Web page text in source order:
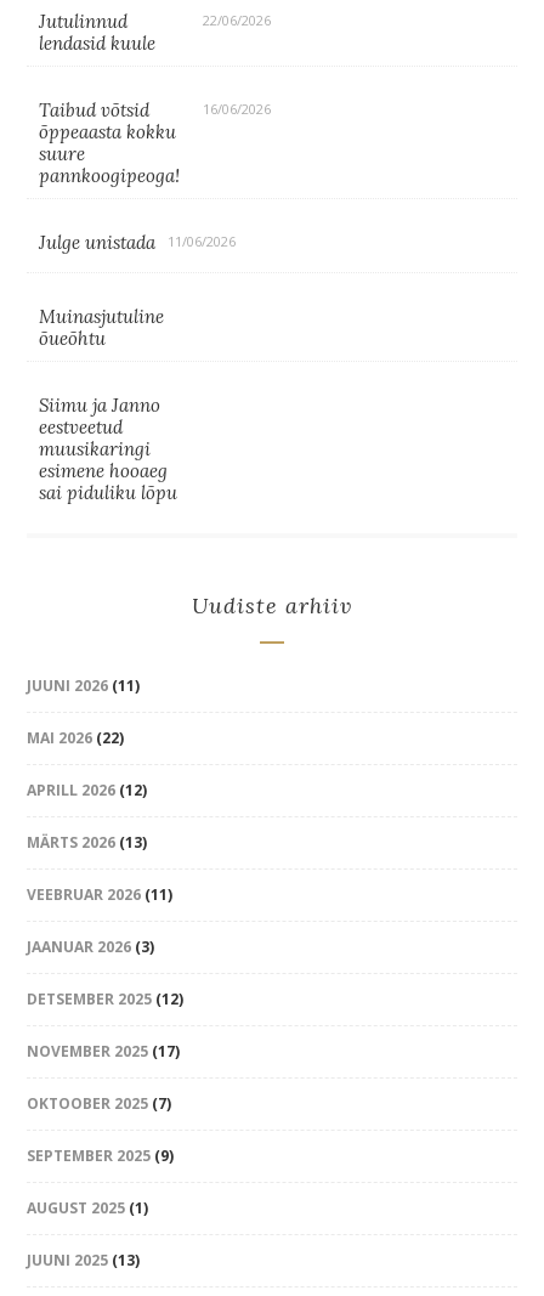
Jutulinnud
lendasid kuule
22/06/2026
Taibud võtsid
õppeaasta kokku
suure
pannkoogipeoga!
16/06/2026
Julge unistada 11/06/2026
Muinasjutuline
õueõhtu
Siimu ja Janno
eestveetud
muusikaringi
esimene hooaeg
sai piduliku lõpu
Uudiste arhiiv
JUUNI 2026 (11)
MAI 2026 (22)
APRILL 2026 (12)
MÄRTS 2026 (13)
VEEBRUAR 2026 (11)
JAANUAR 2026 (3)
DETSEMBER 2025 (12)
NOVEMBER 2025 (17)
OKTOOBER 2025 (7)
SEPTEMBER 2025 (9)
AUGUST 2025 (1)
JUUNI 2025 (13)